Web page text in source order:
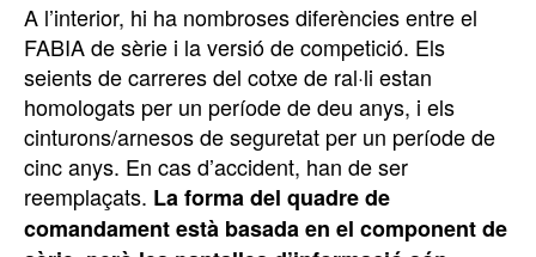
A l’interior, hi ha nombroses diferències entre el
FABIA de sèrie i la versió de competició. Els
seients de carreres del cotxe de ral·li estan
homologats per un període de deu anys, i els
cinturons/arnesos de seguretat per un període de
cinc anys. En cas d’accident, han de ser
reemplaçats. La forma del quadre de
comandament està basada en el component de